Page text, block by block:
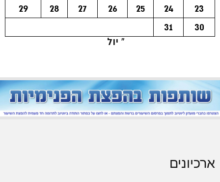
23
24
25
26
27
28
29
30
31
« יול
ארכיונים